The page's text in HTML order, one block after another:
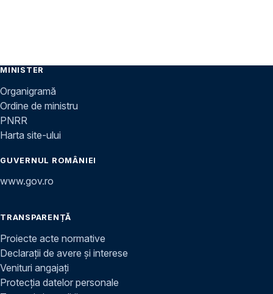
MINISTER
Organigramă
Ordine de ministru
PNRR
Harta site-ului
GUVERNUL ROMÂNIEI
www.gov.ro
TRANSPARENȚĂ
Proiecte acte normative
Declarații de avere și interese
Venituri angajați
Protecția datelor personale